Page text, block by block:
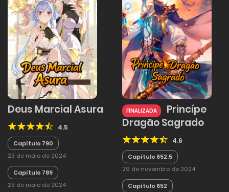
Deus Marcial Asura
4.5
Capítulo 790
23 de maio de 2024
Capítulo 789
23 de maio de 2024
FINALIZADA
Princípe
Dragão Sagrado
4.6
Capítulo 652.5
29 de novembro de 2024
Capítulo 652